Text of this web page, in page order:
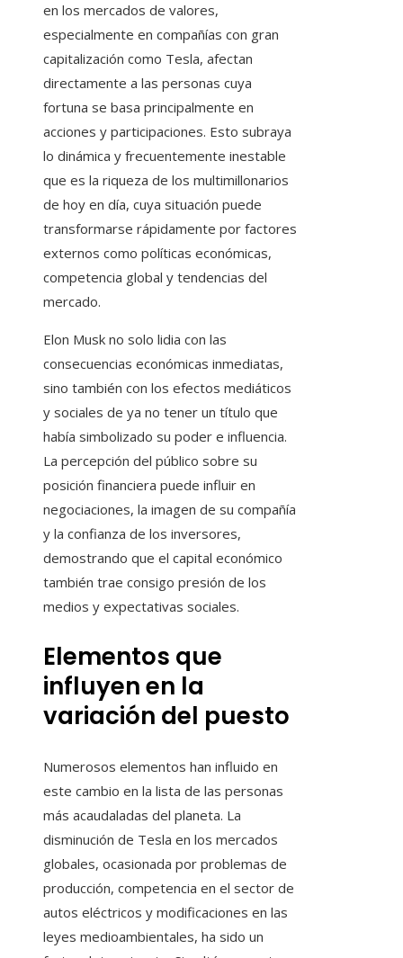
en los mercados de valores,
especialmente en compañías con gran
capitalización como Tesla, afectan
directamente a las personas cuya
fortuna se basa principalmente en
acciones y participaciones. Esto subraya
lo dinámica y frecuentemente inestable
que es la riqueza de los multimillonarios
de hoy en día, cuya situación puede
transformarse rápidamente por factores
externos como políticas económicas,
competencia global y tendencias del
mercado.
Elon Musk no solo lidia con las
consecuencias económicas inmediatas,
sino también con los efectos mediáticos
y sociales de ya no tener un título que
había simbolizado su poder e influencia.
La percepción del público sobre su
posición financiera puede influir en
negociaciones, la imagen de su compañía
y la confianza de los inversores,
demostrando que el capital económico
también trae consigo presión de los
medios y expectativas sociales.
Elementos que
influyen en la
variación del puesto
Numerosos elementos han influido en
este cambio en la lista de las personas
más acaudaladas del planeta. La
disminución de Tesla en los mercados
globales, ocasionada por problemas de
producción, competencia en el sector de
autos eléctricos y modificaciones en las
leyes medioambientales, ha sido un